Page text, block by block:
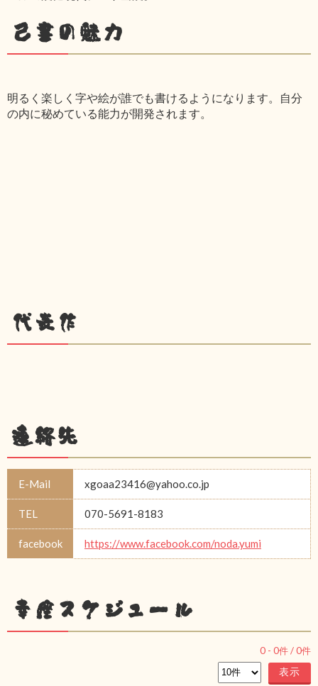
己書の魅力
明るく楽しく字や絵が誰でも書けるようになります。自分
の内に秘めている能力が開発されます。
代表作
連絡先
E-Mail xgoaa23416@yahoo.co.jp
TEL 070-5691-8183
facebook https://www.facebook.com/noda.yumi
幸座スケジュール
0 - 0件 /0件